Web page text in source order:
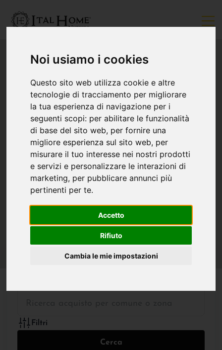
Noi usiamo i cookies
Questo sito web utilizza cookie e altre
tecnologie di tracciamento per migliorare
la tua esperienza di navigazione per i
seguenti scopi: per abilitare le funzionalità
di base del sito web, per fornire una
migliore esperienza sul sito web, per
misurare il tuo interesse nei nostri prodotti
e servizi e personalizzare le interazioni di
marketing, per pubblicare annunci più
pertinenti per te.
Accetto
Rifiuto
Cambia le mie impostazioni
Filtri
Cerca